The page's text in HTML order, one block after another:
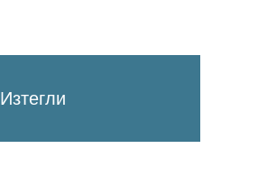
Изтегли